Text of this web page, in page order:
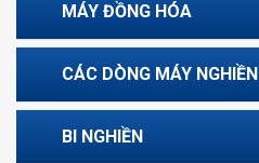
MÁY ĐỒNG HÓA
CÁC DÒNG MÁY NGHIỀN
BI NGHIỀN